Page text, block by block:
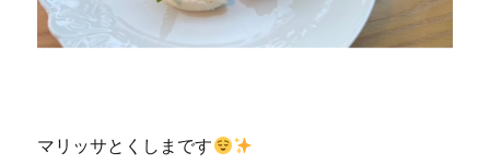
マリッサとくしまです